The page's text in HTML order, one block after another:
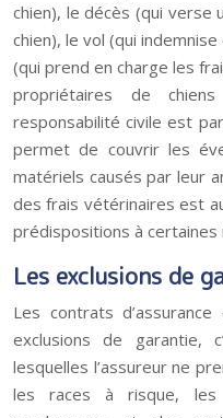
chien), le décès (qui verse
chien), le vol (qui
(qui prend en charge les
propriétaires de
responsabilité civile est
permet de couvrir les
matériels causés par leur
des frais vétérinaires est
prédispositions à certaines
Les exclusions de
Les contrats
exclusions de garantie,
lesquelles l’assureur ne
les races à risque, les